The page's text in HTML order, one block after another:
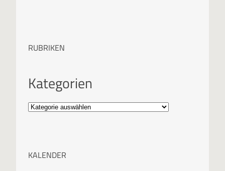
RUBRIKEN
Kategorien
KALENDER